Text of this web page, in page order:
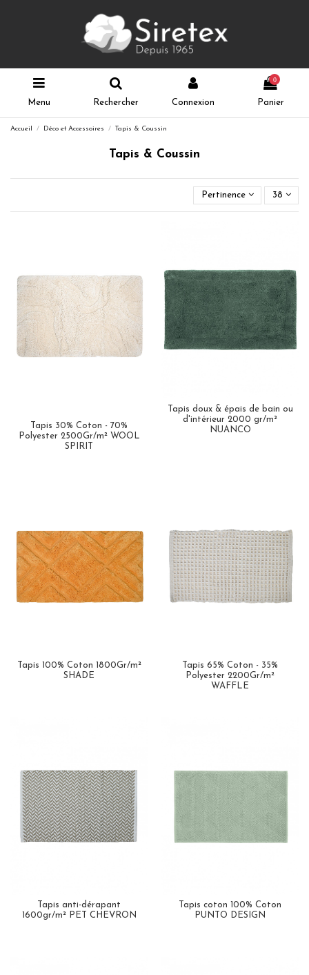
Menu Rechercher Connexion
0
Panier
Accueil Déco et Accessoires Tapis & Coussin
Tapis & Coussin
Pertinence 38
Tapis 30% Coton - 70%
Polyester 2500Gr/m² WOOL
SPIRIT
Tapis doux & épais de bain ou
d'intérieur 2000 gr/m²
NUANCO
Tapis 100% Coton 1800Gr/m²
SHADE
Tapis 65% Coton - 35%
Polyester 2200Gr/m²
WAFFLE
Tapis anti-dérapant
1600gr/m² PET CHEVRON
Tapis coton 100% Coton
PUNTO DESIGN